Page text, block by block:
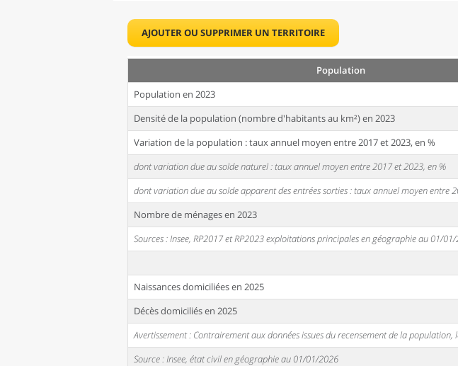
AJOUTER OU SUPPRIMER UN TERRITOIRE
Population
Population en 2023
Densité de la population (nombre d'habitants au km²) en 2023
Variation de la population : taux annuel moyen entre 2017 et 2023, en %
dont variation due au solde naturel : taux annuel moyen entre 2017 et 2023, en %
dont variation due au solde apparent des entrées sorties : taux annuel moyen entre
Nombre de ménages en 2023
Sources : Insee, RP2017 et RP2023 exploitations principales en géographie au 01/
Naissances domiciliées en 2025
Décès domiciliés en 2025
Avertissement : Contrairement aux données issues du recensement de la
Source : Insee, état civil en géographie au 01/01/2026